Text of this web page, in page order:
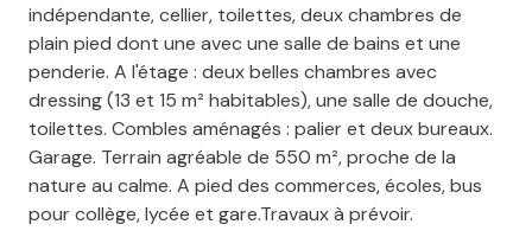
indépendante, cellier, toilettes, deux chambres de
plain pied dont une avec une salle de bains et une
penderie. A l'étage : deux belles chambres avec
dressing (13 et 15 m² habitables), une salle de douche,
toilettes. Combles aménagés : palier et deux bureaux.
Garage. Terrain agréable de 550 m², proche de la
nature au calme. A pied des commerces, écoles, bus
pour collège, lycée et gare.Travaux à prévoir.